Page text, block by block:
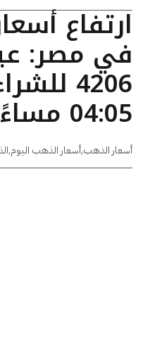
ارتفاع
4206
04:05 مساءًا
أسعار الذهب,أسعار الذهب اليوم,